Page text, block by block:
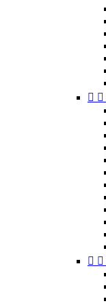
 
 